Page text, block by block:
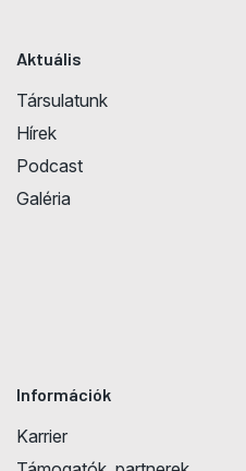
Aktuális
Társulatunk
Hírek
Podcast
Galéria
Információk
Karrier